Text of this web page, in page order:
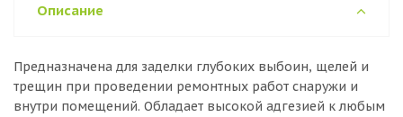
Описание
Предназначена для заделки глубоких выбоин, щелей и
трещин при проведении ремонтных работ снаружи и
внутри помещений. Обладает высокой адгезией к любым